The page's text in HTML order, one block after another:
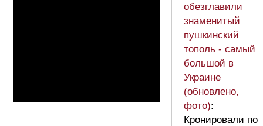
обезглавили
знаменитый
пушкинский
тополь - самый
большой в
Украине
(обновлено,
фото):
Кронировали по